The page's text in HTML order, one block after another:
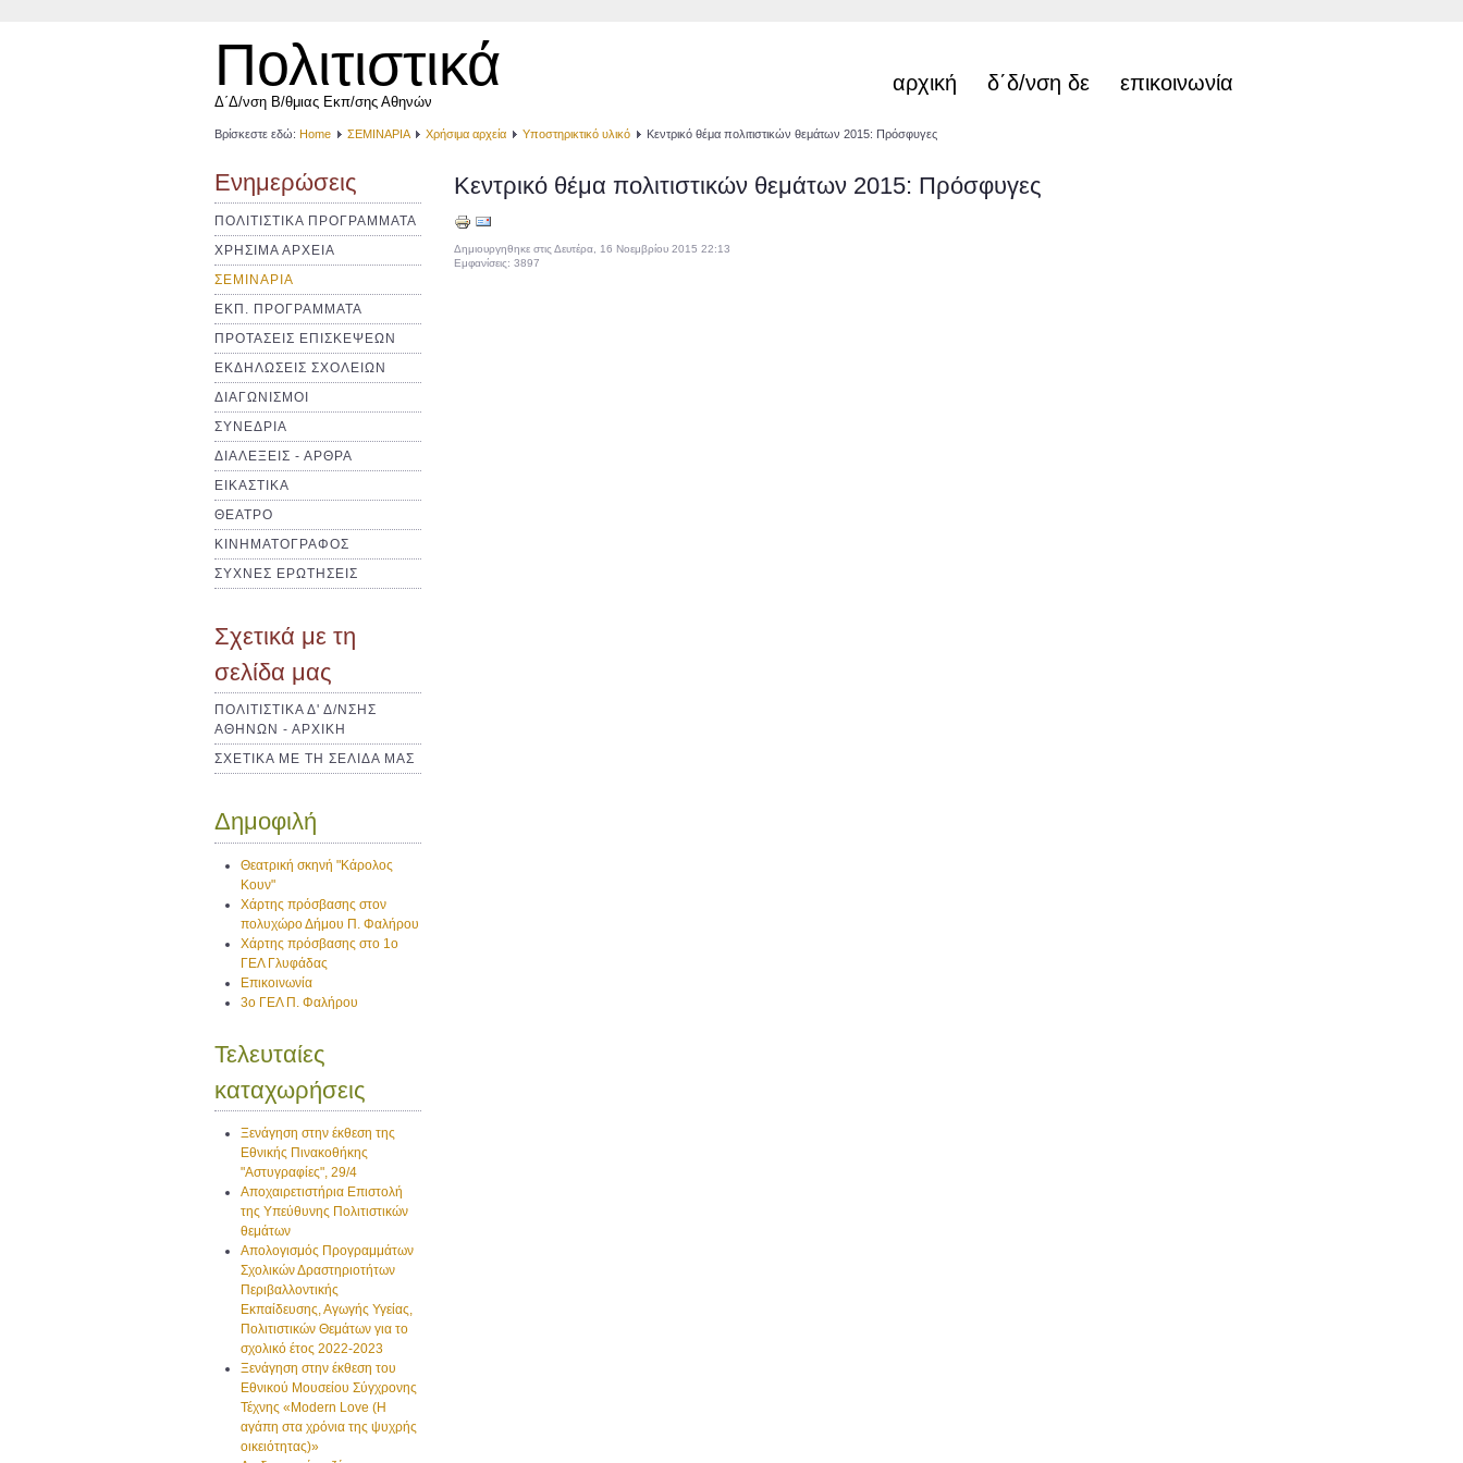
Πολιτιστικά
Δ΄Δ/νση Β/θμιας Εκπ/σης Αθηνών
αρχική δ΄δ/νση δε επικοινωνία
Βρίσκεστε εδώ: Home ΣΕΜΙΝΑΡΙΑ Χρήσιμα αρχεία Υποστηρικτικό υλικό Κεντρικό θέμα πολιτιστικών θεμάτων 2015: Πρόσφυγες
Ενημερώσεις
ΠΟΛΙΤΙΣΤΙΚΑ ΠΡΟΓΡΑΜΜΑΤΑ
ΧΡΗΣΙΜΑ ΑΡΧΕΙΑ
ΣΕΜΙΝΑΡΙΑ
ΕΚΠ. ΠΡΟΓΡΑΜΜΑΤΑ
ΠΡΟΤΑΣΕΙΣ ΕΠΙΣΚΕΨΕΩΝ
ΕΚΔΗΛΩΣΕΙΣ ΣΧΟΛΕΙΩΝ
ΔΙΑΓΩΝΙΣΜΟΙ
ΣΥΝΕΔΡΙΑ
ΔΙΑΛΕΞΕΙΣ - ΑΡΘΡΑ
ΕΙΚΑΣΤΙΚΑ
ΘΕΑΤΡΟ
ΚΙΝΗΜΑΤΟΓΡΑΦΟΣ
ΣΥΧΝΕΣ ΕΡΩΤΗΣΕΙΣ
Σχετικά με τη
σελίδα μας
ΠΟΛΙΤΙΣΤΙΚΑ Δ' Δ/ΝΣΗΣ
ΑΘΗΝΩΝ - ΑΡΧΙΚΗ
ΣΧΕΤΙΚΑ ΜΕ ΤΗ ΣΕΛΙΔΑ ΜΑΣ
Δημοφιλή
Θεατρική σκηνή "Κάρολος
Κουν"
Χάρτης πρόσβασης στον
πολυχώρο Δήμου Π. Φαλήρου
Χάρτης πρόσβασης στο 1ο
ΓΕΛ Γλυφάδας
Επικοινωνία
3ο ΓΕΛ Π. Φαλήρου
Τελευταίες
καταχωρήσεις
Ξενάγηση στην έκθεση της
Εθνικής Πινακοθήκης
"Αστυγραφίες", 29/4
Αποχαιρετιστήρια Επιστολή
της Υπεύθυνης Πολιτιστικών
θεμάτων
Απολογισμός Προγραμμάτων
Σχολικών Δραστηριοτήτων
Περιβαλλοντικής
Εκπαίδευσης, Αγωγής Υγείας,
Πολιτιστικών Θεμάτων για το
σχολικό έτος 2022-2023
Ξενάγηση στην έκθεση του
Εθνικού Μουσείου Σύγχρονης
Τέχνης «Modern Love (H
αγάπη στα χρόνια της ψυχρής
οικειότητας)»
Κεντρικό θέμα πολιτιστικών θεμάτων 2015: Πρόσφυγες
Δημιουργηθηκε στις Δευτέρα, 16 Νοεμβρίου 2015 22:13
Εμφανίσεις: 3897